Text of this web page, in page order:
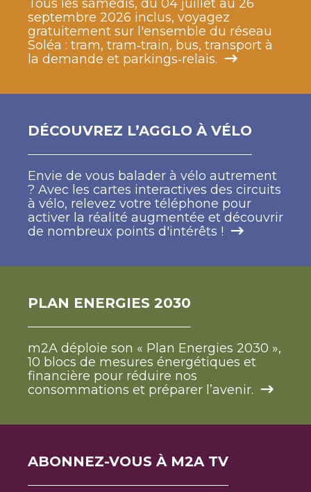
Tous les samedis, du 04 juillet au 26
septembre 2026 inclus, voyagez
gratuitement sur l'ensemble du réseau
Soléa : tram, tram‑train, bus, transport à
la demande et parkings‑relais.
DÉCOUVREZ L’AGGLO À VÉLO
Envie de vous balader à vélo autrement
? Avec les cartes interactives des circuits
à vélo, relevez votre téléphone pour
activer la réalité augmentée et découvrir
de nombreux points d'intérêts !
PLAN ENERGIES 2030
m2A déploie son « Plan Energies 2030 »,
10 blocs de mesures énergétiques et
financière pour réduire nos
consommations et préparer l’avenir.
ABONNEZ-VOUS À M2A TV